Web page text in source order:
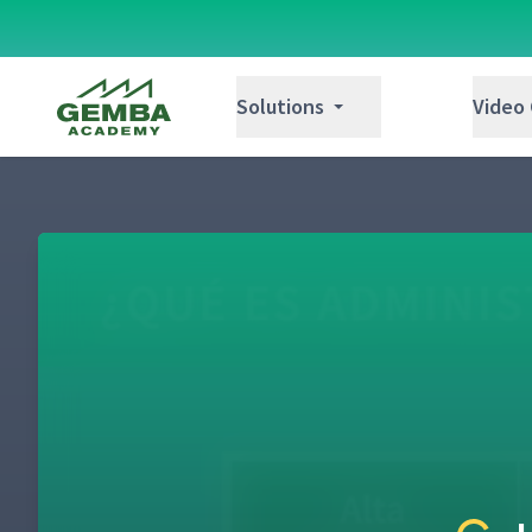
Solutions Video